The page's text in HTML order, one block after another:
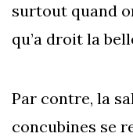
surtout quand
qu’a droit la
Par contre, la
concubines se